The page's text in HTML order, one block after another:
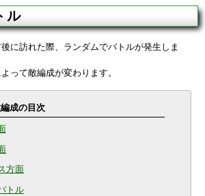
ル
に訪れた際、ランダムでバトルが発生しま
って敵編成が変わります。
成の目次
方面
トル